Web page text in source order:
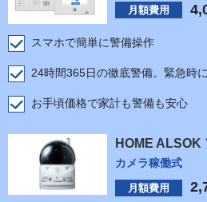
月額費用
スマホで簡単に警備操作
24時間365日の徹底警備。緊急時
お手頃価格で家計も警備も安心
HOME ALSOK
カメラ稼働式
月額費用